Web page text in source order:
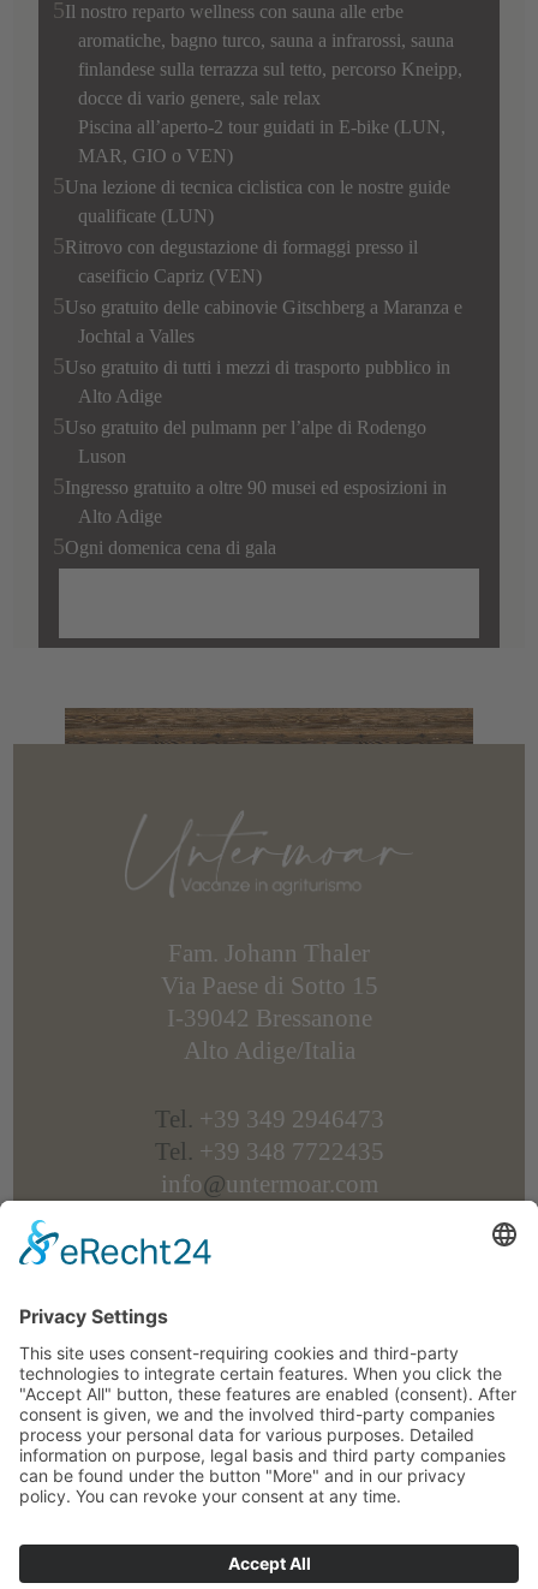
Il nostro reparto wellness con sauna alle erbe
aromatiche, bagno turco, sauna a infrarossi, sauna
finlandese sulla terrazza sul tetto, percorso Kneipp,
docce di vario genere, sale relax
Piscina all’aperto-2 tour guidati in E-bike (LUN,
MAR, GIO o VEN)
Una lezione di tecnica ciclistica con le nostre guide
qualificate (LUN)
Ritrovo con degustazione di formaggi presso il
caseificio Capriz (VEN)
Uso gratuito delle cabinovie Gitschberg a Maranza e
Jochtal a Valles
Uso gratuito di tutti i mezzi di trasporto pubblico in
Alto Adige
Uso gratuito del pulmann per l’alpe di Rodengo
Luson
Ingresso gratuito a oltre 90 musei ed esposizioni in
Alto Adige
Ogni domenica cena di gala
Fam. Johann Thaler
Via Paese di Sotto 15
I-39042 Bressanone
Alto Adige/Italia
Tel. +39 349 2946473
Tel. +39 348 7722435
info@untermoar.com
P.IVA IT 01639940210
CIN: IT021011B5K65UMXBM
Come arrivare e Mappa/ Impressioni /
Eventi / Il meteo
© untermoar.com Privacy
Impressum
powered by trend-media